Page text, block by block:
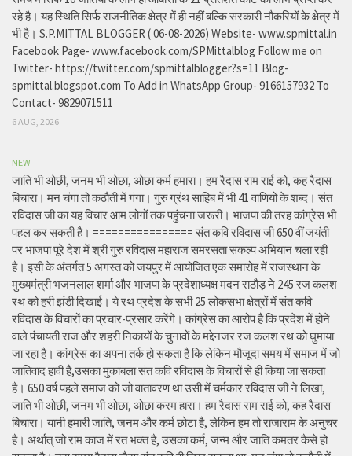
रहे है। यह स्थिति सिर्फ राजनीतिक क्षेत्र में ही नहीं बल्कि सरकारी नौकरियों के क्षेत्र में
भी है। S.P.MITTAL BLOGGER ( 06-08-2026) Website- www.spmittal.in
Facebook Page- www.facebook.com/SPMittalblog Follow me on
Twitter- https://twitter.com/spmittalblogger?s=11 Blog-
spmittal.blogspot.com To Add in WhatsApp Group- 9166157932 To
Contact- 9829071511
6 AUG, 2026
NEW
जाति भी ओछी, जनम भी ओछा, ओछा कर्म हमारा। हम रैदास राम राई को, कह रैदास
बिचारा। मन चंगा तो कठौती में गंगा। गुरु ग्रंथ साहिब में भी 41 वाणियों के शब्द। संत
रविदास जी का यह विचार आम लोगों तक पहुंचना जरूरी। भाजपा की तरह कांग्रेस भी
पहल कर सकती है। ================ संत कवि रविदास जी 650 वीं जयंती
पर भाजपा पूरे देश में श्री गुरु रविदास महाराज समरसता संकल्प अभियान चला रही
है। इसी के अंतर्गत 5 अगस्त को जयपुर में आयोजित एक समारोह में राजस्थान के
मुख्यमंत्री भजनलाल शर्मा और भाजपा के प्रदेशाध्यक्ष मदन राठौड़ ने 245 रज कलश
रथ को हरी झंडी दिखाई। ये रथ प्रदेश के सभी 25 लोकसभा क्षेत्रों में संत कवि
रविदास के विचारों का प्रचार-प्रसार करेंगे। कांग्रेस का आरोप है कि प्रदेश में होने
वाले पंचायती राज और शहरी निकायों के चुनावों के मद्देनजर रज कलश रथ को घुमाया
जा रहा है। कांग्रेस का अपना तर्क हो सकता है कि लेकिन मौजूदा समय में समाज में जो
जातिवाद हावी है,उसका मुकाबला संत कवि रविदास के विचारों से ही किया जा सकता
है। 650 वर्ष पहले समाज को जो वातावरण था उसी में चर्मकार रविदास जी ने लिखा,
जाति भी ओछी, जनम भी ओछा, ओछा करम हारा। हम रैदास राम राई को, कह रैदास
बिचारा। यानी हमारी जाति, जनम और कर्म छोटा है, लेकिन हम तो राजाराम के अनुचर
है। अर्थात् जो राम काज में रत भक्त है, उसका कर्म, जन्म और जाति कमतर कैसे हो